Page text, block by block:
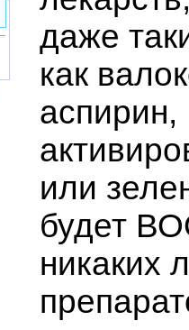
даже
как
аспирин,
или
будет
никаких